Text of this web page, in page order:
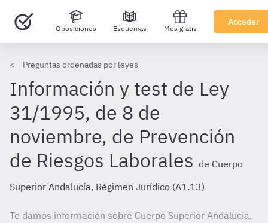
Oposiciones Esquemas Mes gratis
Acceder
Preguntas ordenadas por leyes
Información y test de Ley
31/1995, de 8 de
noviembre, de Prevención
de Riesgos Laborales de Cuerpo
Superior Andalucía, Régimen Jurídico (A1.13)
Te damos información sobre Cuerpo Superior Andalucía,